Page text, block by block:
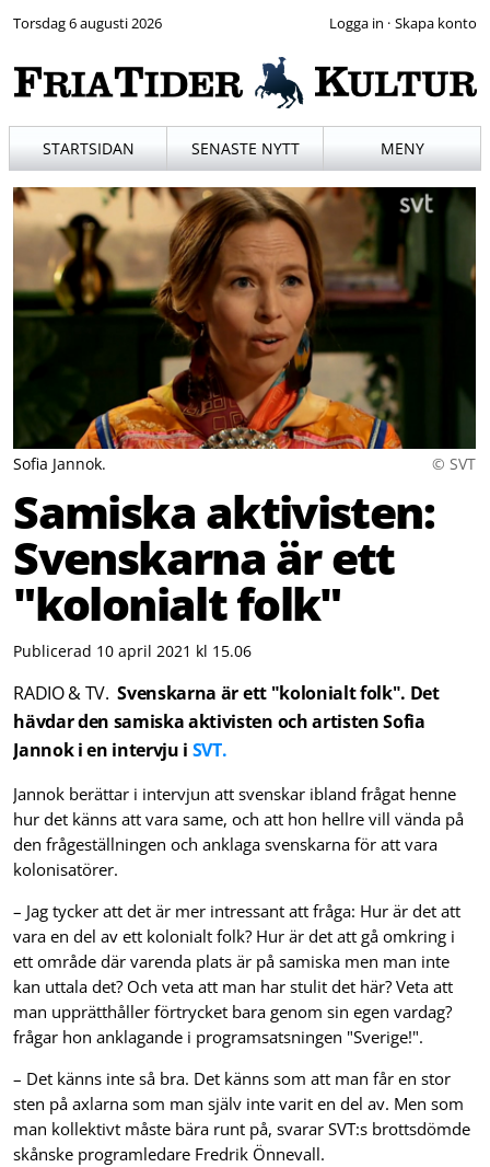
Torsdag 6 augusti 2026 ·
STARTSIDAN SENASTE NYTT MENY
© SVT
Sofia Jannok.
Samiska aktivisten:
Svenskarna är ett
"kolonialt folk"
Publicerad 10 april 2021 kl 15.06
RADIO & TV. Svenskarna är ett "kolonialt folk". Det
hävdar den samiska aktivisten och artisten Sofia
Jannok i en intervju i SVT.
Jannok berättar i intervjun att svenskar ibland frågat henne
hur det känns att vara same, och att hon hellre vill vända på
den frågeställningen och anklaga svenskarna för att vara
kolonisatörer.
– Jag tycker att det är mer intressant att fråga: Hur är det att
vara en del av ett kolonialt folk? Hur är det att gå omkring i
ett område där varenda plats är på samiska men man inte
kan uttala det? Och veta att man har stulit det här? Veta att
man upprätthåller förtrycket bara genom sin egen vardag?
frågar hon anklagande i programsatsningen "Sverige!".
– Det känns inte så bra. Det känns som att man får en stor
sten på axlarna som man själv inte varit en del av. Men som
man kollektivt måste bära runt på, svarar SVT:s brottsdömde
skånske programledare Fredrik Önnevall.